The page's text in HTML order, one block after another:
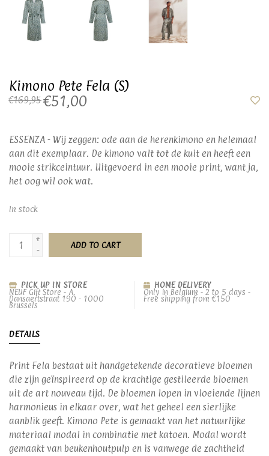
Kimono Pete Fela (S)
€169,95 €51,00
ESSENZA - Wij zeggen: ode aan de herenkimono en helemaal
aan dit exemplaar. De kimono valt tot de kuit en heeft een
mooie strikceintuur. Uitgevoerd in een mooie print, want ja,
het oog wil ook wat.
In stock
+
-
ADD TO CART
PICK UP IN STORE
NEUF Gift Store - A.
Dansaertstraat 190 - 1000
Brussels
HOME DELIVERY
Only in Belgium - 2 to 5 days -
Free shipping from €150
DETAILS
Print Fela bestaat uit handgetekende decoratieve bloemen
die zijn geïnspireerd op de krachtige gestileerde bloemen
uit de art nouveau tijd. De bloemen lopen in vloeiende lijnen
harmonieus in elkaar over, wat het geheel een sierlijke
aanblik geeft. Kimono Pete is gemaakt van het natuurlijke
materiaal modal in combinatie met katoen. Modal wordt
gemaakt van beukenhoutpulp en is vanwege de zachtheid